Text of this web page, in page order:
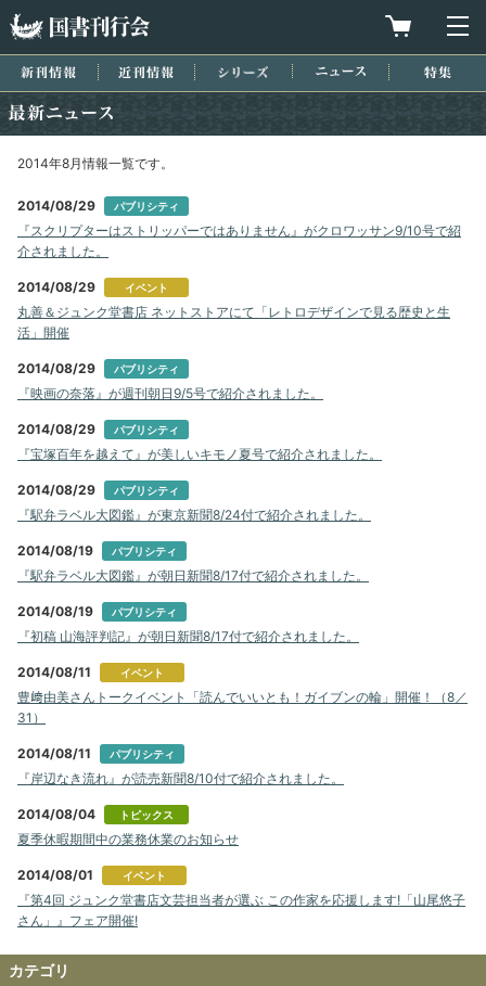
買物カゴを
新刊情報 近刊情報 シリーズ ニュース
2014年8月情報一覧です。
2014/08/29 パブリシティ
『スクリプターはストリッパーではありません』がクロワッサン9/10号で紹
介されました。
2014/08/29 イベント
丸善＆ジュンク堂書店 ネットストアにて「レトロデザインで見る歴史と生
活」開催
2014/08/29 パブリシティ
『映画の奈落』が週刊朝日9/5号で紹介されました。
2014/08/29 パブリシティ
『宝塚百年を越えて』が美しいキモノ夏号で紹介されました。
2014/08/29 パブリシティ
『駅弁ラベル大図鑑』が東京新聞8/24付で紹介されました。
2014/08/19 パブリシティ
『駅弁ラベル大図鑑』が朝日新聞8/17付で紹介されました。
2014/08/19 パブリシティ
『初稿 山海評判記』が朝日新聞8/17付で紹介されました。
2014/08/11 イベント
豊﨑由美さんトークイベント「読んでいいとも！ガイブンの輪」開催！（8／
31）
2014/08/11 パブリシティ
『岸辺なき流れ』が読売新聞8/10付で紹介されました。
2014/08/04 トピックス
夏季休暇期間中の業務休業のお知らせ
2014/08/01 イベント
『第4回 ジュンク堂書店文芸担当者が選ぶ この作家を応援します!「山尾悠子
さん」』フェア開催!
カテゴリ